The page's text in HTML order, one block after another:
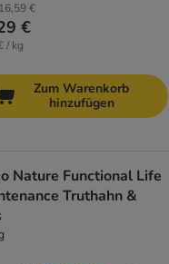
16,59 €
€
/ kg
Zum Warenkorb
hinzufügen
Nature Functional Life
Truthahn &